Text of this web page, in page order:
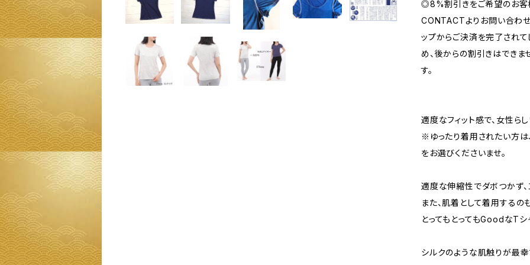
◎8%割引きをご希望のお客
CONTACTよりお問い合わせ
ップからご決済を完了されて
め、後からの割引きはできま
す。
適度なフィット感で、女性ら
※ゆったり着用されたい方は
をお選びくださいませ。
適度な伸縮性でダボつかず、
また、肌着として着用するの
とってもとってもGoodなTシ
シルクのような肌触りが最幸